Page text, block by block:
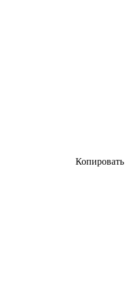
Копировать